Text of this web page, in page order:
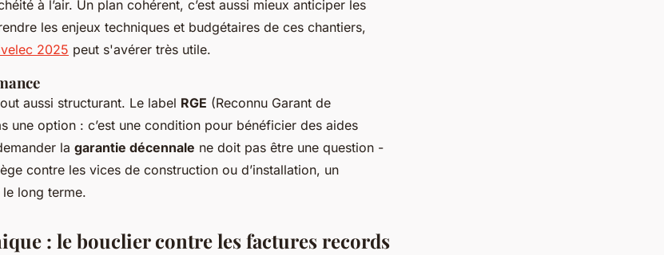
à l’air. Un plan cohérent, c’est aussi mieux anticiper les
les enjeux techniques et budgétaires de ces chantiers,
2025 peut s'avérer très utile.
aussi structurant. Le label RGE (Reconnu Garant de
une option : c’est une condition pour bénéficier des aides
la garantie décennale ne doit pas être une question -
contre les vices de construction ou d’installation, un
long terme.
: le bouclier contre les factures records